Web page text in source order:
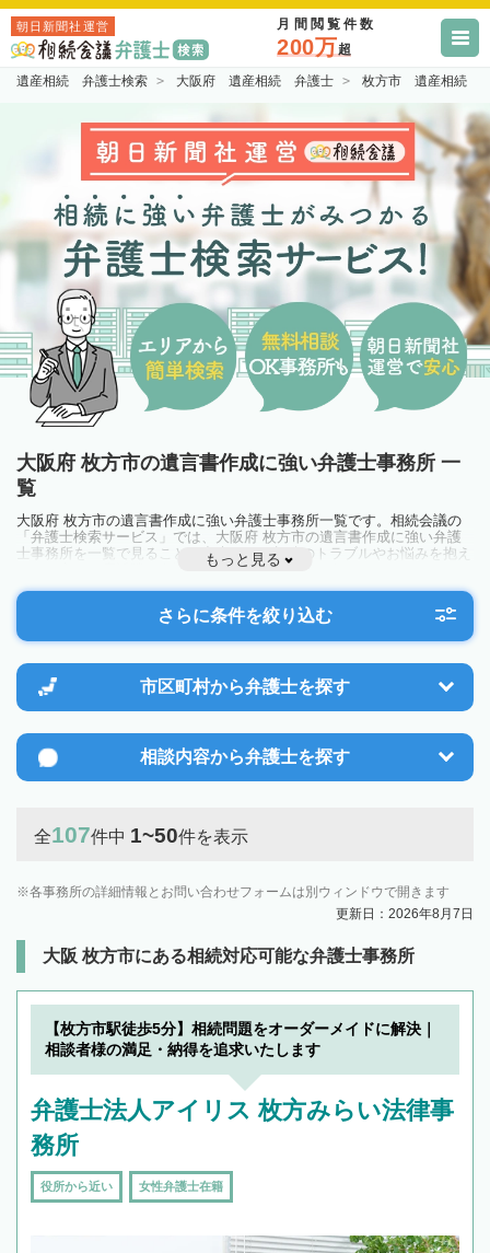
朝日新聞社運営 月間閲覧件数
200万超
遺産相続 弁護士検索 大阪府 遺産相続 弁護士 枚方市 遺産相続
大阪府 枚方市の遺言書作成に強い弁護士事務所 一
覧
大阪府 枚方市の遺言書作成に強い弁護士事務所一覧です。相続会議の
「弁護士検索サービス」では、大阪府 枚方市の遺言書作成に強い弁護
士事務所を一覧で見ることが出来ます。相続のトラブルやお悩みを抱え
ている方は一度近隣の弁護士に相談してみましょう。
もっと見る
さらに条件を絞り込む
市区町村から弁護士を探す
相談内容から弁護士を探す
全107件中 1~50件を表示
各事務所の詳細情報とお問い合わせフォームは別ウィンドウで開きます
更新日：2026年8月7日
大阪 枚方市にある相続対応可能な弁護士事務所
【枚方市駅徒歩5分】相続問題をオーダーメイドに解決｜
相談者様の満足・納得を追求いたします
弁護士法人アイリス 枚方みらい法律事
務所
役所から近い 女性弁護士在籍